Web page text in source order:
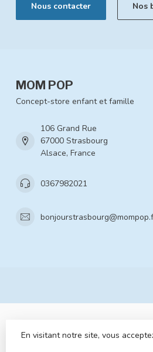
Nous contacter Nos
MOM POP
Concept-store enfant et famille
106 Grand Rue
67000 Strasbourg
Alsace, France
0367982021
En visitant notre site, vous